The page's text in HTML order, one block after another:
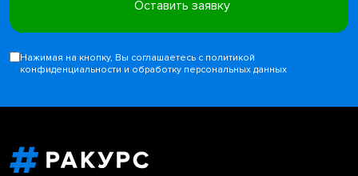
Нажимая на кнопку, Вы соглашаетесь с политикой
конфиденциальности и обработку персональных данных